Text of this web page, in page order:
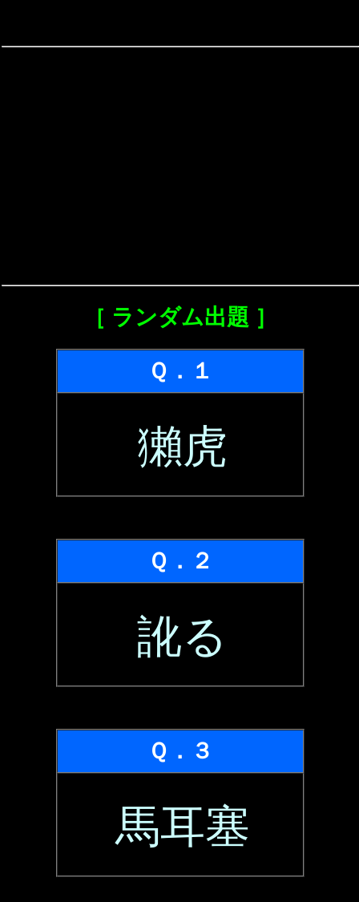
［ ランダム出題 ］
Ｑ．１
獺虎
Ｑ．２
訛る
Ｑ．３
馬耳塞